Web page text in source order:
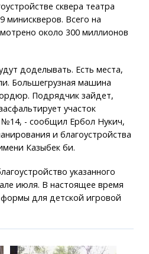
сквера театра
минискверов. Всего на
около 300 миллионов
доделывать. Есть места,
Большегрузная машина
Подрядчик зайдет,
участок
- сообщил Ербол Нукич,
и благоустройства
Казыбек би.
указанного
июля. В настоящее время
для детской игровой